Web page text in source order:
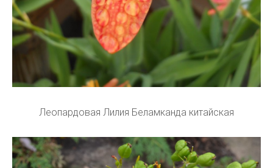
Леопардовая Лилия Беламканда китайская